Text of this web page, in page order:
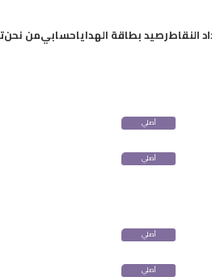
النقاطرصيد بطاقة الهداياحسابيمن نحن
أصلي
أصلي
أصلي
أصلي